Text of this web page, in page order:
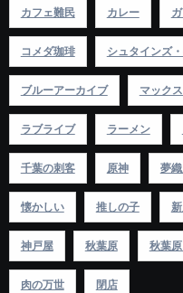
カフェ難民 カレー
コメダ珈琲 シュタインズ
ブルーアーカイブ マック
ラブライブ ラーメン
千葉の刺客 原神 夢
懐かしい 推しの子
神戸屋 秋葉原 秋葉
肉の万世 閉店